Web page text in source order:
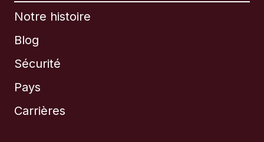
Notre histoire
Blog
Sécurité
Pays
Carrières